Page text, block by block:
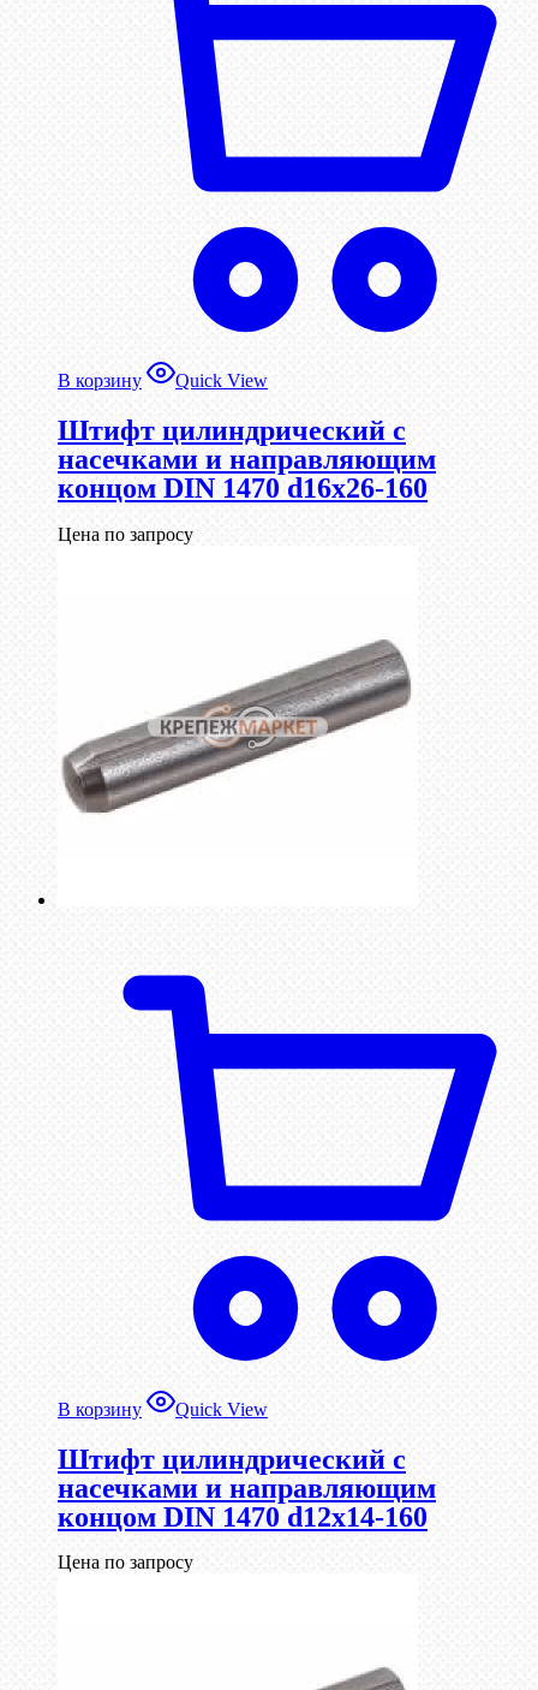
В корзину Quick View
Штифт цилиндрический с
насечками и направляющим
концом DIN 1470 d16х26-160
Цена по запросу
В корзину Quick View
Штифт цилиндрический с
насечками и направляющим
концом DIN 1470 d12х14-160
Цена по запросу